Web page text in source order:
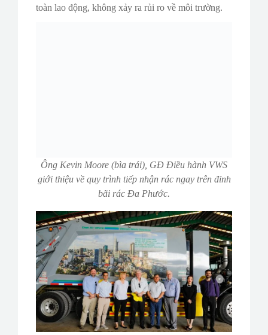
toàn lao động, không xảy ra rủi ro về môi trường.
Ông Kevin Moore (bìa trái), GĐ Điều hành VWS
giới thiệu về quy trình tiếp nhận rác ngay trên đỉnh
bãi rác Đa Phước.